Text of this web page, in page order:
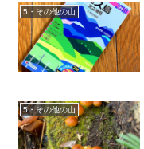
5・その他の山
5・その他の山